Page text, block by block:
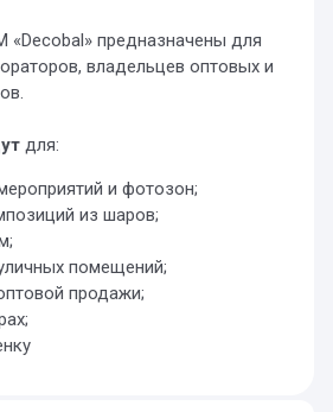
предназначены для
владельцев оптовых и
для:
и фотозон;
из шаров;
помещений;
продажи;